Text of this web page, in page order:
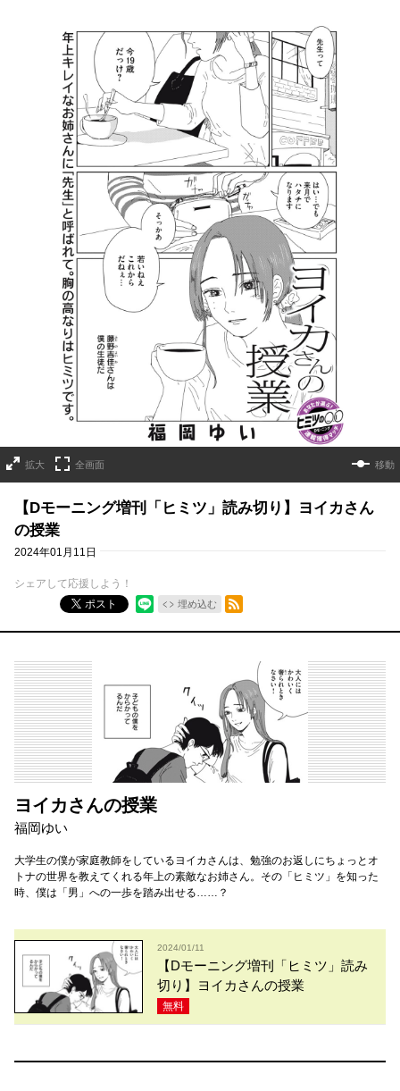
拡大 全画面 移動
【Dモーニング増刊「ヒミツ」読み切り】ヨイカさん
の授業
2024年01月11日
シェアして応援しよう！
ポスト
埋め込む
RSSフィード
ヨイカさんの授業
福岡ゆい
大学生の僕が家庭教師をしているヨイカさんは、勉強のお返しにちょっとオ
トナの世界を教えてくれる年上の素敵なお姉さん。その「ヒミツ」を知った
時、僕は「男」への一歩を踏み出せる……？
2024/01/11
【Dモーニング増刊「ヒミツ」読み
切り】ヨイカさんの授業
無料